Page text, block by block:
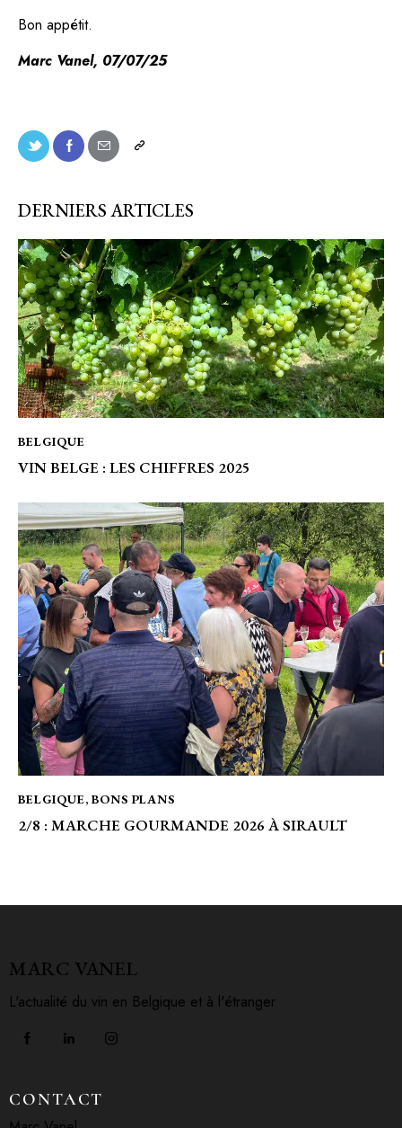
Bon appétit.
Marc Vanel, 07/07/25
DERNIERS ARTICLES
BELGIQUE
VIN BELGE : LES CHIFFRES 2025
BELGIQUE,BONS PLANS
2/8 : MARCHE GOURMANDE 2026 À SIRAULT
MARC VANEL
L'actualité du vin en Belgique et à l'étranger
CONTACT